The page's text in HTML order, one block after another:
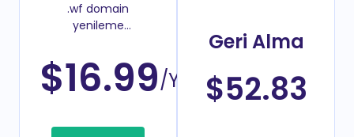
.wf domain
yenileme
$16.99/Yıl
Geri Alma
$52.83